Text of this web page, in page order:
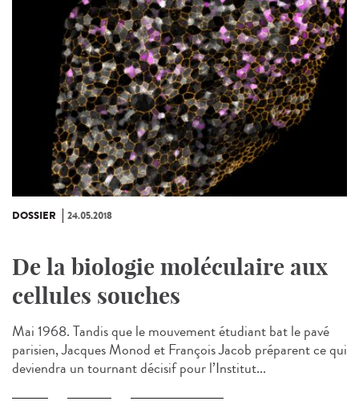
DOSSIER 24.05.2018
De la biologie moléculaire aux
cellules souches
Mai 1968. Tandis que le mouvement étudiant bat le pavé
parisien, Jacques Monod et François Jacob préparent ce qui
deviendra un tournant décisif pour l’Institut...